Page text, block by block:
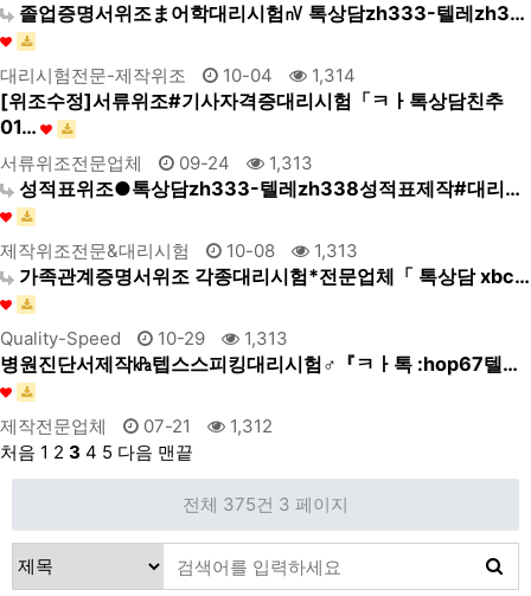
졸업증명서위조ま어학대리시험㎵ 톡상담zh333-텔레zh3…
대리시험전문-제작위조 10-04 1,314
[위조수정]서류위조#기사자격증대리시험「ㅋㅏ톡상담친추
01…
서류위조전문업체 09-24 1,313
성적표위조●톡상담zh333-텔레zh338성적표제작#대리…
제작위조전문&대리시험 10-08 1,313
가족관계증명서위조 각종대리시험*전문업체「 톡상담 xbc…
Quality-Speed 10-29 1,313
병원진단서제작㎪텝스스피킹대리시험♂『ㅋㅏ톡 :hop67텔…
제작전문업체 07-21
1,312
처음 1 2 3 4 5 다음 맨끝
전체 375건 3 페이지